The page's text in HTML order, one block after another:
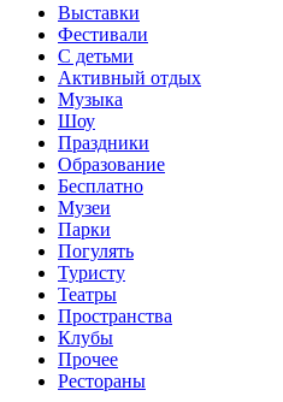
Выставки
Фестивали
С детьми
Активный отдых
Музыка
Шоу
Праздники
Образование
Бесплатно
Музеи
Парки
Погулять
Туристу
Театры
Пространства
Клубы
Прочее
Рестораны